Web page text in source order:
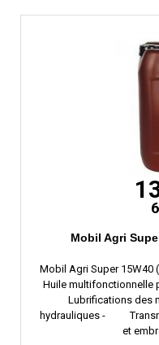
Mobil Agri
Mobil Agri Super 15W40
Huile
Lubrifications
hydrauliques -
et